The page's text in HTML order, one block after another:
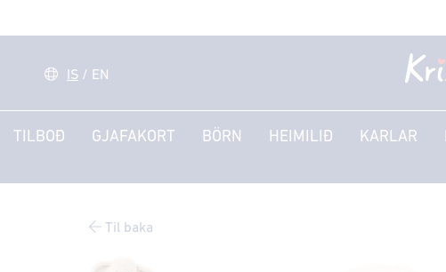
IS / EN
TILBOÐ GJAFAKORT BÖRN HEIMILIÐ KARLAR
Til baka